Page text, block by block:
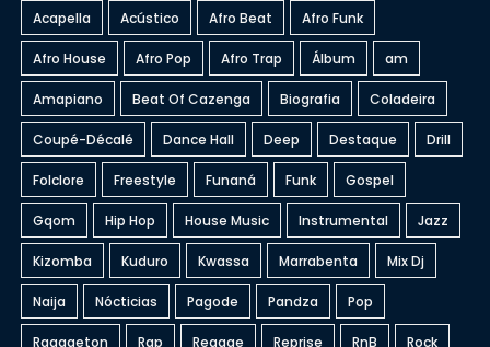
Acapella Acústico Afro Beat Afro Funk
Afro House Afro Pop Afro Trap Álbum am
Amapiano Beat Of Cazenga Biografia Coladeira
Coupé-Décalé Dance Hall Deep Destaque Drill
Folclore Freestyle Funaná Funk Gospel
Gqom Hip Hop House Music Instrumental Jazz
Kizomba Kuduro Kwassa Marrabenta Mix Dj
Naija Nócticias Pagode Pandza Pop
Raggaeton Rap Reggae Reprise RnB Rock